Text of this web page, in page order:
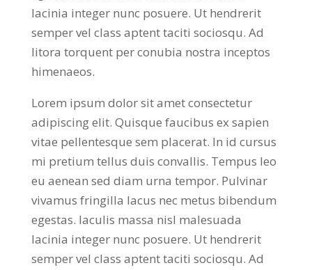
lacinia integer nunc posuere. Ut hendrerit
semper vel class aptent taciti sociosqu. Ad
litora torquent per conubia nostra inceptos
himenaeos.
Lorem ipsum dolor sit amet consectetur
adipiscing elit. Quisque faucibus ex sapien
vitae pellentesque sem placerat. In id cursus
mi pretium tellus duis convallis. Tempus leo
eu aenean sed diam urna tempor. Pulvinar
vivamus fringilla lacus nec metus bibendum
egestas. Iaculis massa nisl malesuada
lacinia integer nunc posuere. Ut hendrerit
semper vel class aptent taciti sociosqu. Ad